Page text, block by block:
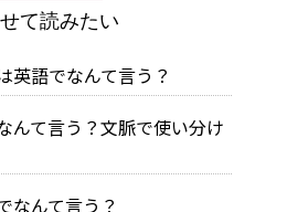
て読みたい
英語でなんて言う？
んて言う？文脈で使い分け
なんて言う？